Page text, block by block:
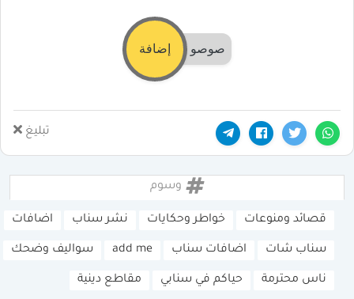
صوصو إضافة
تبليغ
وسوم
قصائد ومنوعات خواطر وحكايات نشر سناب اضافات
سناب شات اضافات سناب add me سواليف وضحك
ناس محترمة حياكم في سنابي مقاطع دينية